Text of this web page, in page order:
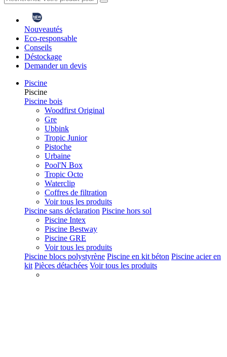
Nouveautés
Eco-responsable
Conseils
Déstockage
Demander un devis
Piscine
Piscine
Piscine bois
Woodfirst Original
Gre
Ubbink
Tropic Junior
Pistoche
Urbaine
Pool'N Box
Tropic Octo
Waterclip
Coffres de filtration
Voir tous les produits
Piscine sans déclaration Piscine hors sol
Piscine Intex
Piscine Bestway
Piscine GRE
Voir tous les produits
Piscine blocs polystyrène Piscine en kit béton Piscine acier en
kit Pièces détachées Voir tous les produits